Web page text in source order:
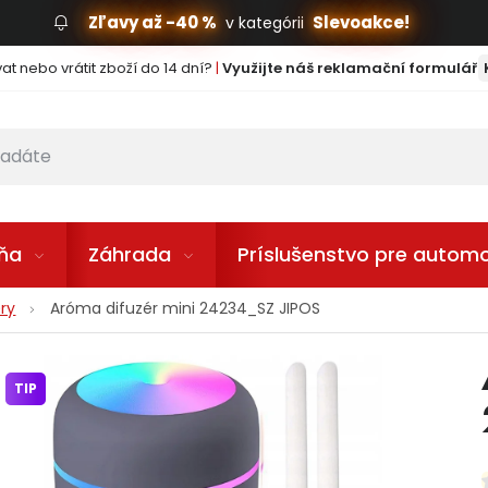
Zľavy až -40 % v kategórii Slevoakce!
nebo vrátit zboží do 14 dní? | Využijte náš reklamační formulář
Záhrada Príslušenstvo pre
Aróma difuzér mini 24234_SZ JIPOS
TIP